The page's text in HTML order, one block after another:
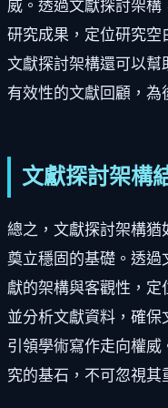
威。透過文獻探討架
研究成果，定位研究空
文獻探討架構還可以幫
有效性的文獻回顧，為
文獻探討架構
總之，文獻探討架構
奠立穩固的基礎。透
獻的架構與客觀性，
並分析文獻資料，確
引領學術寫作走向權
究的基石，不可忽視其